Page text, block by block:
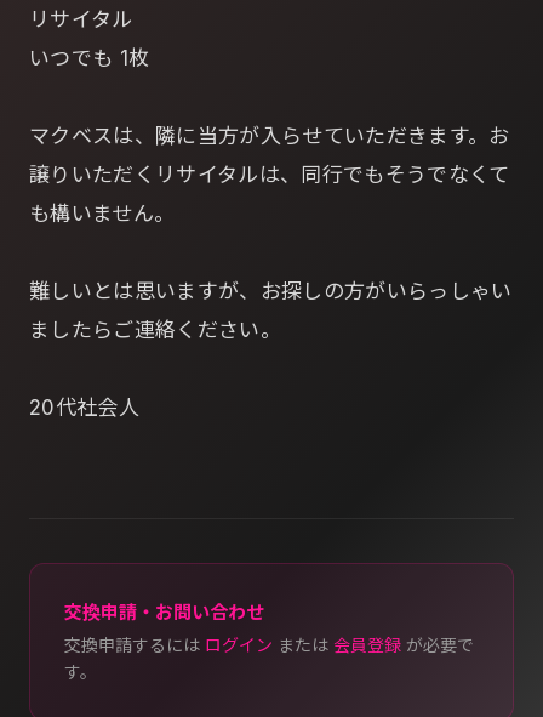
リサイタル
いつでも 1枚
マクベスは、隣に当方が入らせていただきます。お
譲りいただくリサイタルは、同行でもそうでなくて
も構いません。
難しいとは思いますが、お探しの方がいらっしゃい
ましたらご連絡ください。
20代社会人
交換申請・お問い合わせ
交換申請するには ログイン または 会員登録 が必要で
す。